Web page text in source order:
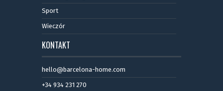
Sport
Wieczór
KONTAKT
hello@barcelona-home.com
+34 934 231 270